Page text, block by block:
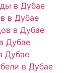
в Дубае
в Дубае
в Дубае
Дубае
Дубае
в Дубае